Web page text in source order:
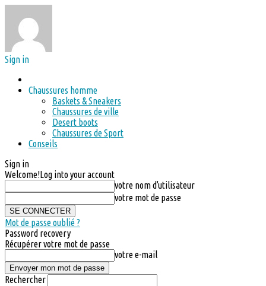
Sign in
Chaussures homme
Baskets & Sneakers
Chaussures de ville
Desert boots
Chaussures de Sport
Conseils
Sign in
Welcome!Log into your account
votre nom d'utilisateur
votre mot de passe
Mot de passe oublié ?
Password recovery
Récupérer votre mot de passe
votre e-mail
Rechercher